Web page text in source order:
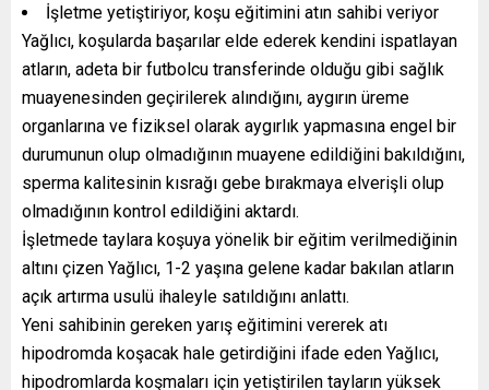
İşletme yetiştiriyor, koşu eğitimini atın sahibi veriyor
Yağlıcı, koşularda başarılar elde ederek kendini ispatlayan
atların, adeta bir futbolcu transferinde olduğu gibi sağlık
muayenesinden geçirilerek alındığını, aygırın üreme
organlarına ve fiziksel olarak aygırlık yapmasına engel bir
durumunun olup olmadığının muayene edildiğini bakıldığını,
sperma kalitesinin kısrağı gebe bırakmaya elverişli olup
olmadığının kontrol edildiğini aktardı.
İşletmede taylara koşuya yönelik bir eğitim verilmediğinin
altını çizen Yağlıcı, 1-2 yaşına gelene kadar bakılan atların
açık artırma usulü ihaleyle satıldığını anlattı.
Yeni sahibinin gereken yarış eğitimini vererek atı
hipodromda koşacak hale getirdiğini ifade eden Yağlıcı,
hipodromlarda koşmaları için yetiştirilen tayların yüksek